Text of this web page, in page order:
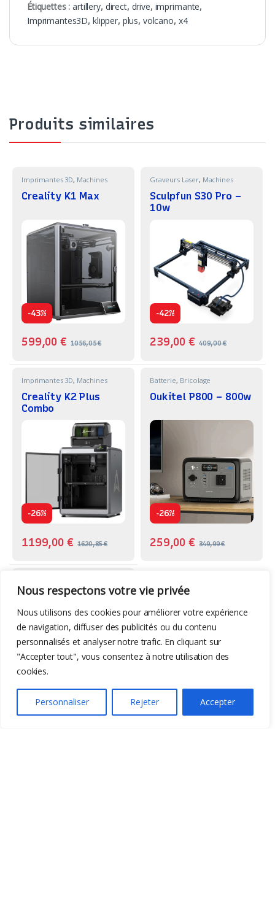
Nous respectons votre vie privée
Nous utilisons des cookies pour améliorer votre expérience
de navigation, diffuser des publicités ou du contenu
personnalisés et analyser notre trafic. En cliquant sur
"Accepter tout", vous consentez à notre utilisation des
cookies.
Personnaliser Rejeter Accepter
Étiquettes :artillery, direct, drive, imprimante,
Imprimantes3D, klipper, plus, volcano, x4
Produits similaires
Imprimantes 3D, Machines
Creality K1 Max
-43%
599,00€ 1056,05€
Graveurs Laser, Machines
Sculpfun S30 Pro –
10w
-42%
239,00€ 409,00€
Imprimantes 3D, Machines
Creality K2 Plus
Combo
-26%
1199,00 € 1620,85€
Batterie, Bricolage
Oukitel P800 – 800w
-26%
259,00€ 349,99€
Omtech K40 Plus –
Co2 – 40w
-20%